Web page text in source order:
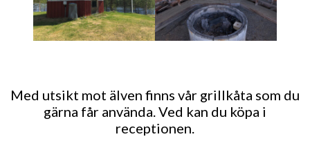
Med utsikt mot älven finns vår grillkåta som du
gärna får använda. Ved kan du köpa i
receptionen.